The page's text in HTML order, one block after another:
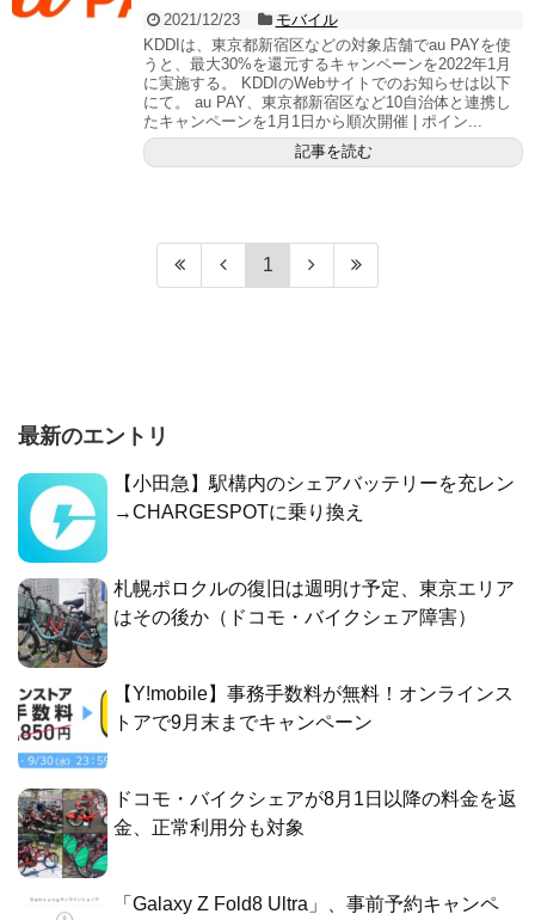
2021/12/23
モバイル
KDDIは、東京都新宿区などの対象店舗でau PAYを使
うと、最大30%を還元するキャンペーンを2022年1月
に実施する。 KDDIのWebサイトでのお知らせは以下
にて。 au PAY、東京都新宿区など10自治体と連携し
たキャンペーンを1月1日から順次開催 | ポイン...
記事を読む
1
最新のエントリ
【小田急】駅構内のシェアバッテリーを充レン
→CHARGESPOTに乗り換え
札幌ポロクルの復旧は週明け予定、東京エリア
はその後か（ドコモ・バイクシェア障害）
【Y!mobile】事務手数料が無料！オンラインス
トアで9月末までキャンペーン
ドコモ・バイクシェアが8月1日以降の料金を返
金、正常利用分も対象
「Galaxy Z Fold8 Ultra」、事前予約キャンペ